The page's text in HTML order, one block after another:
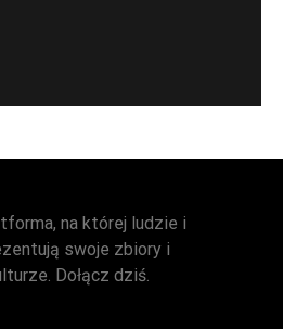
na której ludzie i
swoje zbiory i
Dołącz dziś.